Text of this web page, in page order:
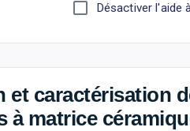
Désactiver l'aide
et caractérisation
à matrice